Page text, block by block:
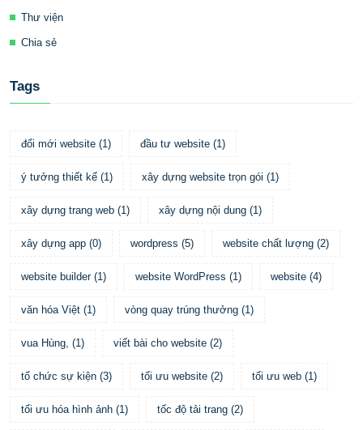
Thư viện
Chia sẻ
Tags
đổi mới website (1) đầu tư website (1)
ý tưởng thiết kế (1) xây dựng website trọn gói (1)
xây dựng trang web (1) xây dựng nội dung (1)
xây dựng app (0) wordpress (5) website chất lượng (2)
website builder (1) website WordPress (1) website (4)
văn hóa Việt (1) vòng quay trúng thưởng (1)
vua Hùng, (1) viết bài cho website (2)
tổ chức sự kiện (3) tối ưu website (2) tối ưu web (1)
tối ưu hóa hình ảnh (1) tốc độ tải trang (2)